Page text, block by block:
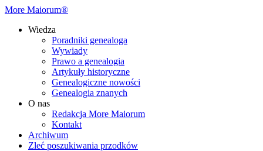
More Maiorum®
Wiedza
Poradniki genealoga
Wywiady
Prawo a genealogia
Artykuły historyczne
Genealogiczne nowości
Genealogia znanych
O nas
Redakcja More Maiorum
Kontakt
Archiwum
Zleć poszukiwania przodków